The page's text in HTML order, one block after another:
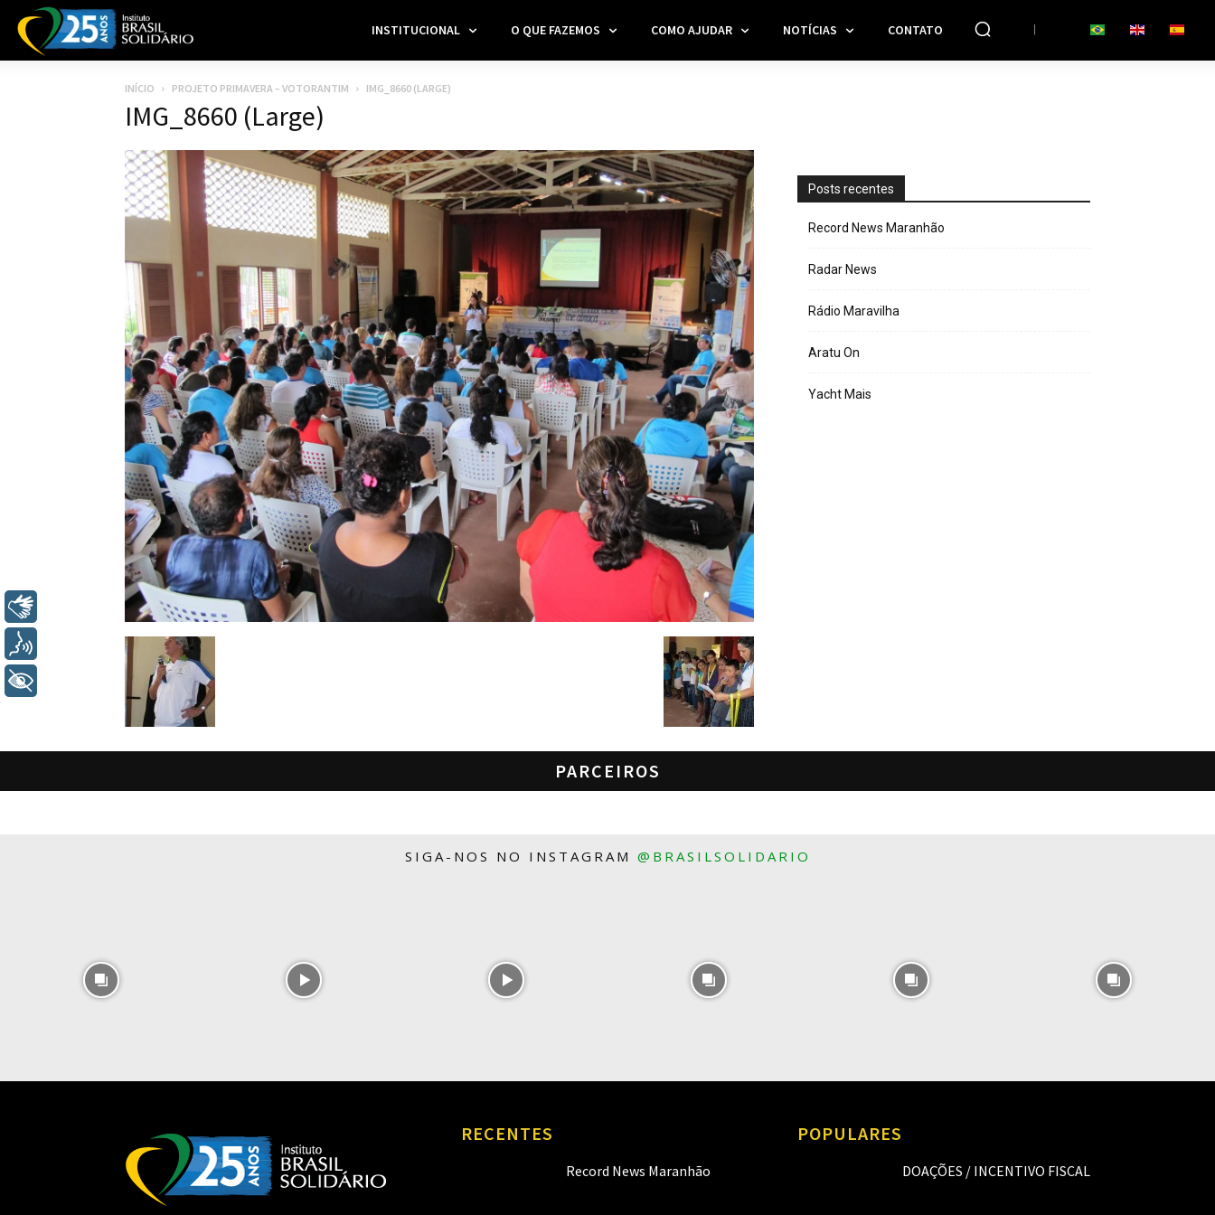
INSTITUCIONAL O QUE FAZEMOS COMO AJUDAR NOTÍCIAS CONTATO
INÍCIO PROJETO PRIMAVERA – VOTORANTIM IMG_8660 (LARGE)
IMG_8660 (Large)
Posts recentes
Record News Maranhão
Radar News
Rádio Maravilha
Aratu On
Yacht Mais
PARCEIROS
SIGA-NOS NO INSTAGRAM @BRASILSOLIDARIO
RECENTES
Record News Maranhão
POPULARES
DOAÇÕES / INCENTIVO FISCAL
+ Acessibilidade